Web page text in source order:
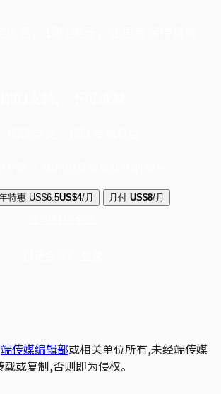
特惠 US$6.5US$4/月 月付 US$8/月
端传媒编辑部或相关单位所有,未经端传媒
或复制,否则即为侵权。